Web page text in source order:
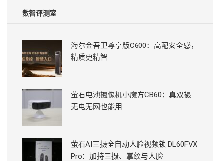
数智评测室
海尔金吾卫尊享版C600：高配安全感，
精质更精智
萤石电池摄像机小魔方CB60：真双摄
无电无网也能用
萤石AI三摄全自动人脸视频锁 DL60FVX
Pro：加持三摄、掌纹与人脸